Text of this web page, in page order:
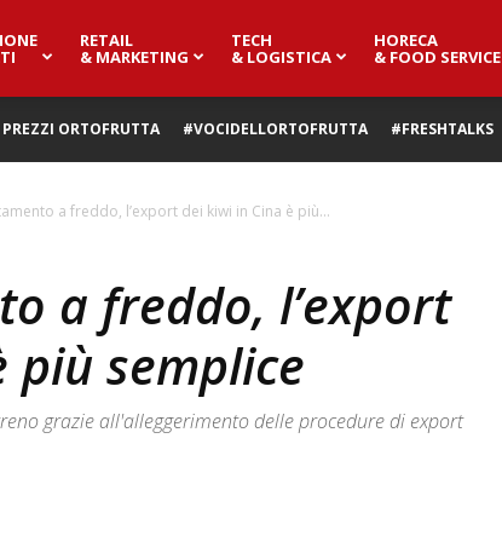
RETAIL
& MARKETING
TECH
& LOGISTICA
HORECA
& FOOD SERVICE
PREZZI ORTOFRUTTA #VOCIDELLORTOFRUTTA #FRESHTALKS
a freddo, l’export dei kiwi in Cina è più...
a freddo, l’export
più semplice
grazie all'alleggerimento delle procedure di export